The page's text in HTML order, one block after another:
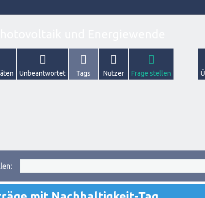
Unbeantwortet Tags Nutzer Frage stellen